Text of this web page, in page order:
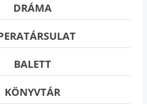
DRÁMA
BALETT
KÖNYVTÁR